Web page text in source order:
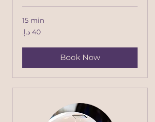
15 min
40
درهم
Book Now